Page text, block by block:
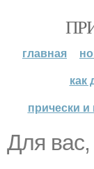
главная
как
прически
Для